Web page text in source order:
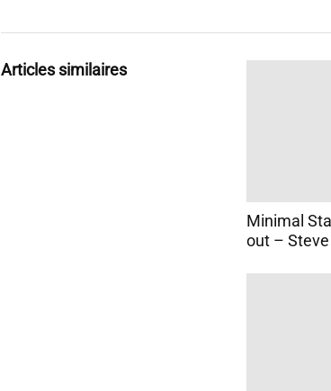
Articles similaires
Minimal
out –